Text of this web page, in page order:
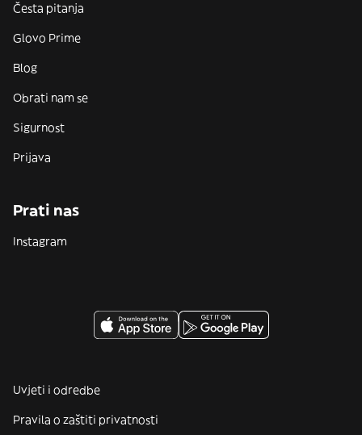
Česta pitanja
Glovo Prime
Blog
Obrati nam se
Sigurnost
Prijava
Prati nas
Instagram
Uvjeti i odredbe
Pravila o zaštiti privatnosti